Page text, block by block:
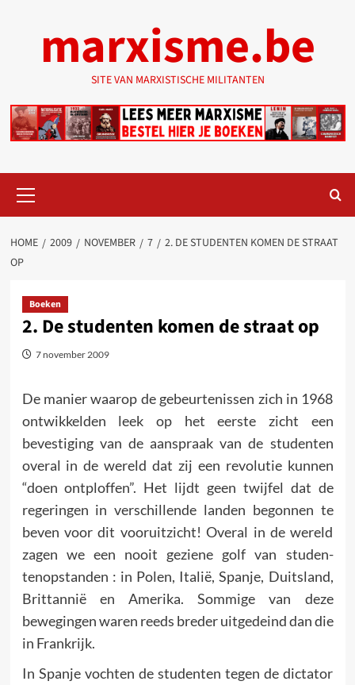
marxisme.be
SITE VAN MARXISTISCHE MILITANTEN
menu
HOME 2009 NOVEMBER 7
2. DE STUDENTEN KOMEN DE STRAAT
OP
Boeken
2. De studenten komen de straat op
7 november 2009
De manier waarop de gebeurtenissen zich in 1968
ontwikkelden leek op het eerste zicht een
bevestiging van de aanspraak van de studenten
overal in de wereld dat zij een revolutie kunnen
“doen ontploffen”. Het lijdt geen twijfel dat de
regeringen in verschillende landen begonnen te
beven voor dit vooruitzicht! Overal in de wereld
zagen we een nooit geziene golf van stu­den­
tenopstanden : in Polen, Italië, Spanje, Duitsland,
Brit­tan­nië en Amerika. Sommige van deze
bewegingen waren reeds breder uitgedeind dan die
in Frankrijk.
In Spanje vochten de studenten tegen de dictator